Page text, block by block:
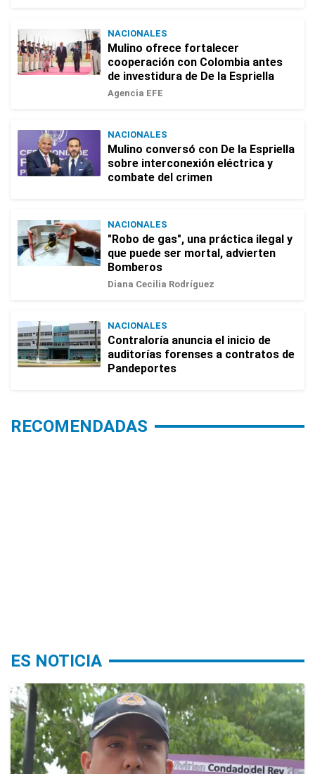
NACIONALES
Mulino ofrece fortalecer
cooperación con Colombia antes
de investidura de De la Espriella
Agencia EFE
NACIONALES
Mulino conversó con De la Espriella
sobre interconexión eléctrica y
combate del crimen
NACIONALES
"Robo de gas", una práctica ilegal y
que puede ser mortal, advierten
Bomberos
Diana Cecilia Rodríguez
NACIONALES
Contraloría anuncia el inicio de
auditorías forenses a contratos de
Pandeportes
RECOMENDADAS
ES NOTICIA